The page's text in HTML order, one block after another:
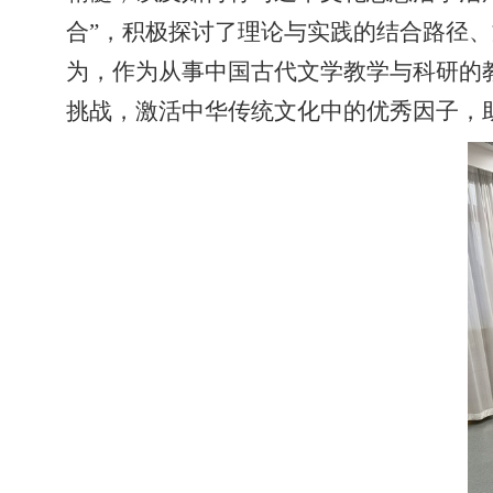
合”，积极探讨了理论与实践的结合路径
为，作为从事中国古代文学教学与科研
挑战，激活中华传统文化中的优秀因子，